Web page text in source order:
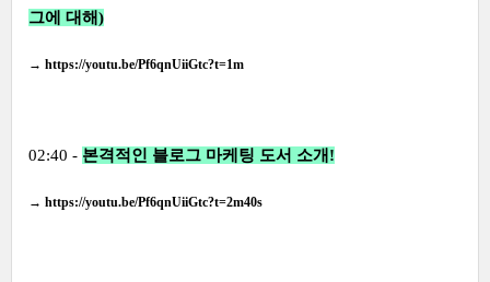
그에 대해)
→ https://youtu.be/Pf6qnUiiGtc?t=1m
02:40 - 본격적인 블로그 마케팅 도서 소개!
→ https://youtu.be/Pf6qnUiiGtc?t=2m40s